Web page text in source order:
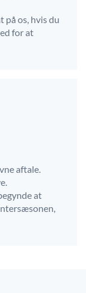
på os, hvis du
for at
aftale.
at